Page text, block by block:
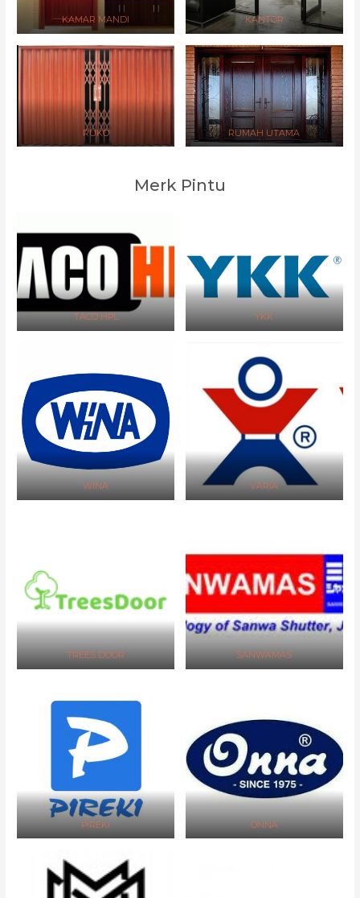
KAMAR MANDI KANTOR
RUKO RUMAH UTAMA
Merk Pintu
TACO HPL YKK
WINA VARIA
TREES DOOR SANWAMAS
PIREKI ONNA